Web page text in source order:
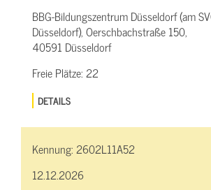
BBG-Bildungszentrum Düsseldorf (am
Düsseldorf), Oerschbachstraße 150,
40591 Düsseldorf
Freie Plätze:22
DETAILS
Kennung:2602L11A52
12.12.2026